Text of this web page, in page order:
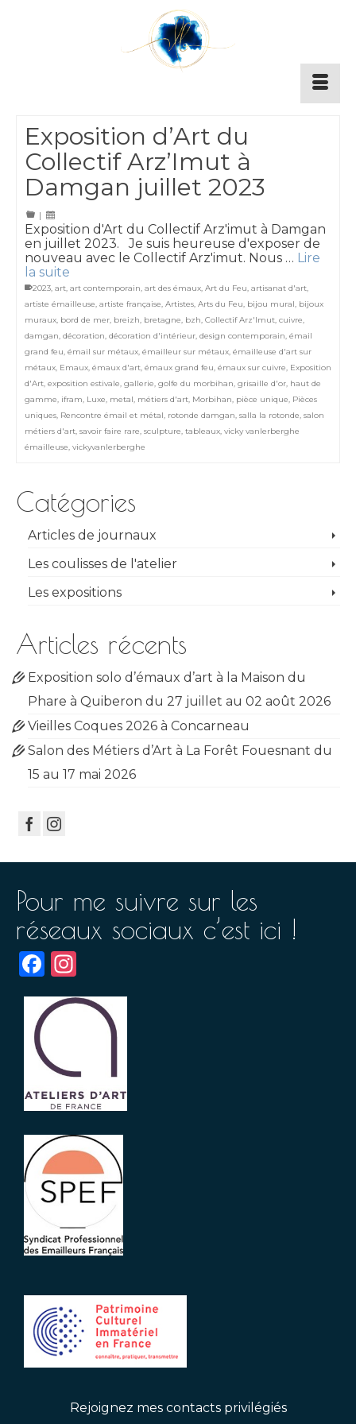
Exposition d’Art du
Collectif Arz’Imut à
Damgan juillet 2023
|
Exposition d'Art du Collectif Arz'imut à Damgan
en juillet 2023. Je suis heureuse d'exposer de
nouveau avec le Collectif Arz'imut. Nous … Lire
la suite
2023, art, art contemporain, art des émaux, Art du Feu, artisanat d'art,
artiste émailleuse, artiste française, Artistes, Arts du Feu, bijou mural, bijoux
muraux, bord de mer, breizh, bretagne, bzh, Collectif Arz'Imut, cuivre,
damgan, décoration, décoration d'intérieur, design contemporain, émail
grand feu, émail sur métaux, émailleur sur métaux, émailleuse d'art sur
métaux, Emaux, émaux d'art, émaux grand feu, émaux sur cuivre, Exposition
d'Art, exposition estivale, gallerie, golfe du morbihan, grisaille d'or, haut de
gamme, ifram, Luxe, metal, métiers d'art, Morbihan, pièce unique, Pièces
uniques, Rencontre émail et métal, rotonde damgan, salla la rotonde, salon
métiers d'art, savoir faire rare, sculpture, tableaux, vicky vanlerberghe
émailleuse, vickyvanlerberghe
Catégories
Articles de journaux
Les coulisses de l'atelier
Les expositions
Articles récents
Exposition solo d’émaux d’art à la Maison du
Phare à Quiberon du 27 juillet au 02 août 2026
Vieilles Coques 2026 à Concarneau
Salon des Métiers d’Art à La Forêt Fouesnant du
15 au 17 mai 2026
Pour me suivre sur les
réseaux sociaux c’est ici !
Facebook
Rejoignez mes contacts privilégiés